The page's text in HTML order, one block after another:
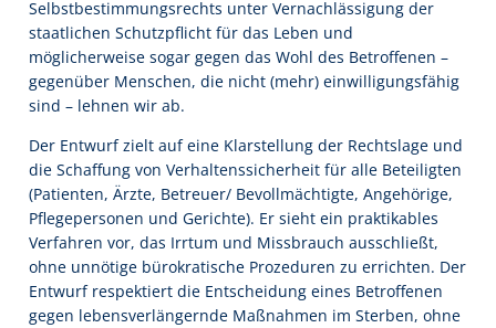
Selbstbestimmungsrechts unter Vernachlässigung der
staatlichen Schutzpflicht für das Leben und
möglicherweise sogar gegen das Wohl des Betroffenen –
gegenüber Menschen, die nicht (mehr) einwilligungsfähig
sind – lehnen wir ab.
Der Entwurf zielt auf eine Klarstellung der Rechtslage und
die Schaffung von Verhaltenssicherheit für alle Beteiligten
(Patienten, Ärzte, Betreuer/ Bevollmächtigte, Angehörige,
Pflegepersonen und Gerichte). Er sieht ein praktikables
Verfahren vor, das Irrtum und Missbrauch ausschließt,
ohne unnötige bürokratische Prozeduren zu errichten. Der
Entwurf respektiert die Entscheidung eines Betroffenen
gegen lebensverlängernde Maßnahmen im Sterben, ohne